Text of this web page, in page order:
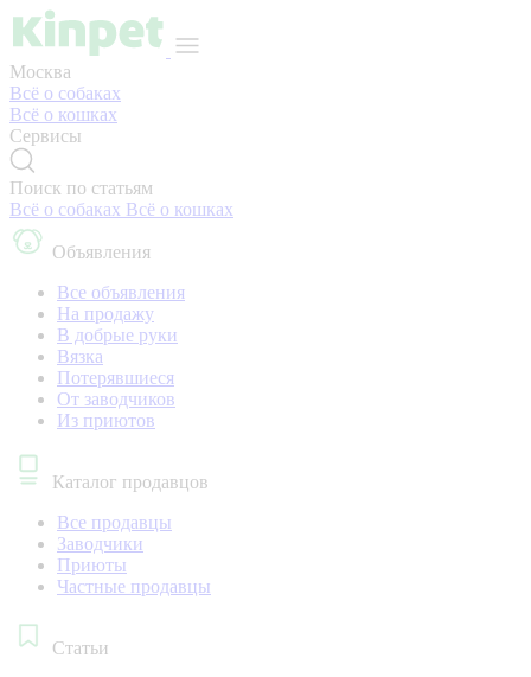
Москва
Всё о собаках
Всё о кошках
Сервисы
Поиск по статьям
Всё о собаках Всё о кошках
Объявления
Все объявления
На продажу
В добрые руки
Вязка
Потерявшиеся
От заводчиков
Из приютов
Каталог продавцов
Все продавцы
Заводчики
Приюты
Частные продавцы
Статьи